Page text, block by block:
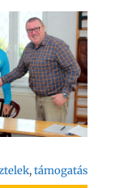
, támogatás